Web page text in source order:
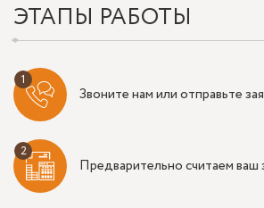
ЭТАПЫ РАБОТЫ
Звоните нам или отправьте
Предварительно считаем ваш